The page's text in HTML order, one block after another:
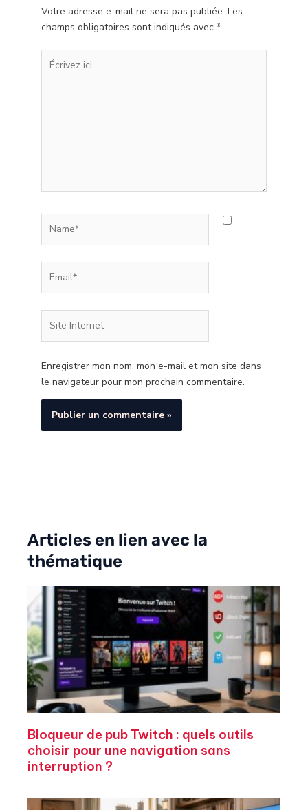
Votre adresse e-mail ne sera pas publiée. Les
champs obligatoires sont indiqués avec *
Écrivez
ici…
Internet
Enregistrer mon nom, mon e-mail et mon site dans
le navigateur pour mon prochain commentaire.
Articles en lien avec la
thématique
Bloqueur de pub Twitch : quels outils
choisir pour une navigation sans
interruption ?